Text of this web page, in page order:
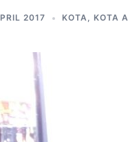
2017 KOTA, KOTA